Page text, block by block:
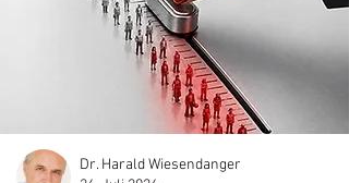
Dr. Harald Wiesendanger